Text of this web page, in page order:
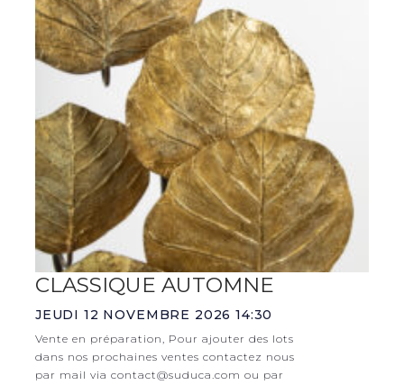
CLASSIQUE AUTOMNE
JEUDI 12 NOVEMBRE 2026 14:30
Vente en préparation, Pour ajouter des lots
dans nos prochaines ventes contactez nous
par mail via contact@suduca.com ou par